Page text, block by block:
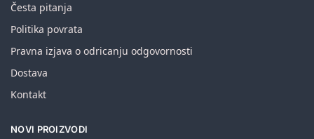
Česta pitanja
Politika povrata
Pravna izjava o odricanju odgovornosti
Dostava
Kontakt
NOVI PROIZVODI